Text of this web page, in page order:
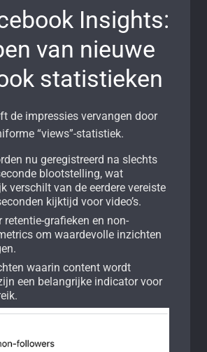
Insights:
van nieuwe
statistieken
de impressies vervangen door
“views”-statistiek.
nu geregistreerd na slechts
blootstelling, wat
verschilt van de eerdere vereiste
kijktijd voor video’s.
retentie-grafieken en non-
om waardevolle inzichten
waarin content wordt
een belangrijke indicator voor